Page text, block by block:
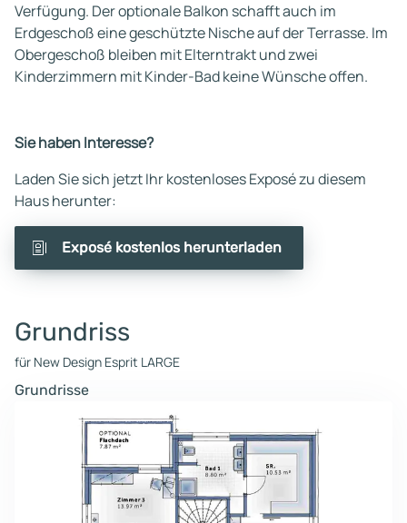
Verfügung. Der optionale Balkon schafft auch im
Erdgeschoß eine geschützte Nische auf der Terrasse. Im
Obergeschoß bleiben mit Elterntrakt und zwei
Kinderzimmern mit Kinder-Bad keine Wünsche offen.
Sie haben Interesse?
Laden Sie sich jetzt Ihr kostenloses Exposé zu diesem
Haus herunter:
Exposé kostenlos herunterladen
Grundriss
für New Design Esprit LARGE
Grundrisse